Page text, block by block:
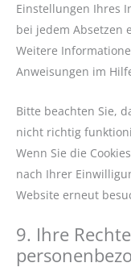
Einstellungen Ihres
bei jedem Absetzen
Weitere
Anweisungen im
Bitte beachten Sie,
nicht richtig
Wenn Sie die
nach Ihrer
Website erneut
9. Ihre